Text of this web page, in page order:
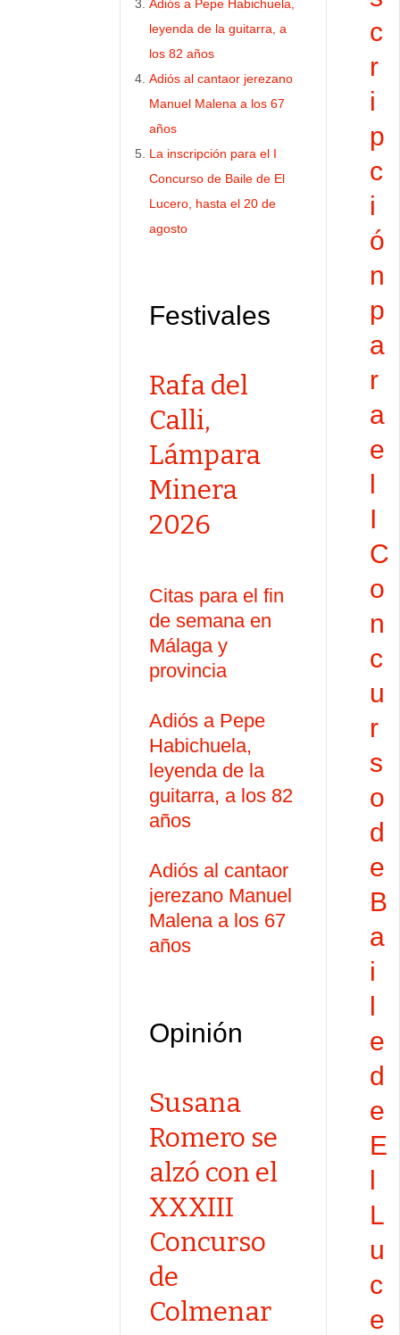
Adiós a Pepe Habichuela,
leyenda de la guitarra, a
los 82 años
Adiós al cantaor jerezano
Manuel Malena a los 67
años
La inscripción para el I
Concurso de Baile de El
Lucero, hasta el 20 de
agosto
Festivales
Rafa del
Calli,
Lámpara
Minera
2026
Citas para el fin
de semana en
Málaga y
provincia
Adiós a Pepe
Habichuela,
leyenda de la
guitarra, a los 82
años
Adiós al cantaor
jerezano Manuel
Malena a los 67
años
Opinión
Susana
Romero se
alzó con el
XXXIII
Concurso
de
Colmenar
c
r
i
p
c
i
ó
n
p
a
r
a
e
l
I
C
o
n
c
u
r
s
o
d
e
B
a
i
l
e
d
e
E
l
L
u
c
e